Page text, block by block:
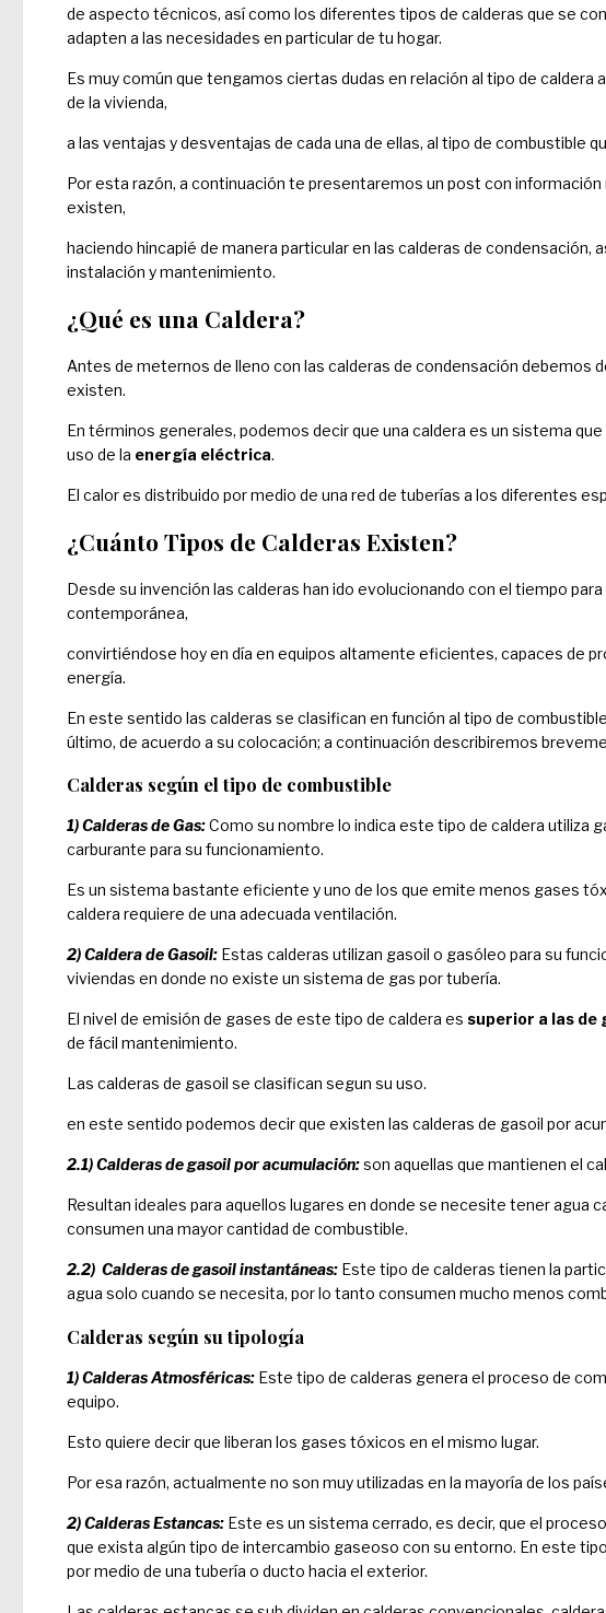
de aspecto técnicos, así como los diferentes tipos de calderas que se
adapten a las necesidades en particular de tu hogar.
Es muy común que tengamos ciertas dudas en relación al tipo de caldera
de la vivienda,
a las ventajas y desventajas de cada una de ellas, al tipo de combustible
Por esta razón, a continuación te presentaremos un post con
existen,
haciendo hincapié de manera particular en las calderas de
instalación y mantenimiento.
¿Qué es una Caldera?
Antes de meternos de lleno con las calderas de condensación debemos
existen.
En términos generales, podemos decir que una caldera es un sistema
uso de la energía eléctrica.
El calor es distribuido por medio de una red de tuberías a los diferentes
¿Cuánto Tipos de Calderas Existen?
Desde su invención las calderas han ido evolucionando con el tiempo
contemporánea,
convirtiéndose hoy en día en equipos altamente eficientes, capaces de
energía.
En este sentido las calderas se clasifican en función al tipo de
último, de acuerdo a su colocación; a continuación describiremos
Calderas según el tipo de combustible
1) Calderas de Gas:Como su nombre lo indica este tipo de caldera utiliza
carburante para su funcionamiento.
Es un sistema bastante eficiente y uno de los que emite menos gases
caldera requiere de una adecuada ventilación.
2) Caldera de Gasoil: Estas calderas utilizan gasoil o gasóleo para su
viviendas en donde no existe un sistema de gas por tubería.
El nivel de emisión de gases de este tipo de caldera es superior a las de
de fácil mantenimiento.
Las calderas de gasoil se clasifican segun su uso.
en este sentido podemos decir que existen las calderas de gasoil por
2.1) Calderas de gasoil por acumulación:son aquellas que mantienen el
Resultan ideales para aquellos lugares en donde se necesite tener agua
consumen una mayor cantidad de combustible.
2.2) Calderas de gasoil instantáneas: Este tipo de calderas tienen la
agua solo cuando se necesita, por lo tanto consumen mucho menos
Calderas según su tipología
1) Calderas Atmosféricas: Este tipo de calderas genera el proceso de
equipo.
Esto quiere decir que liberan los gases tóxicos en el mismo lugar.
Por esa razón, actualmente no son muy utilizadas en la mayoría de los
2) Calderas Estancas: Este es un sistema cerrado, es decir, que el
que exista algún tipo de intercambio gaseoso con su entorno. En este
por medio de una tubería o ducto hacia el exterior.